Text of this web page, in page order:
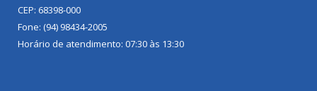
CEP: 68398-000
Fone: (94) 98434-2005
Horário de atendimento: 07:30 às 13:30